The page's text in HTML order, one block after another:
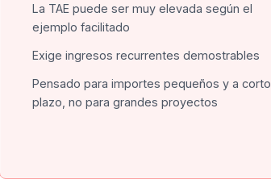
La TAE puede ser muy elevada según el
ejemplo facilitado
Exige ingresos recurrentes demostrables
Pensado para importes pequeños y a corto
plazo, no para grandes proyectos